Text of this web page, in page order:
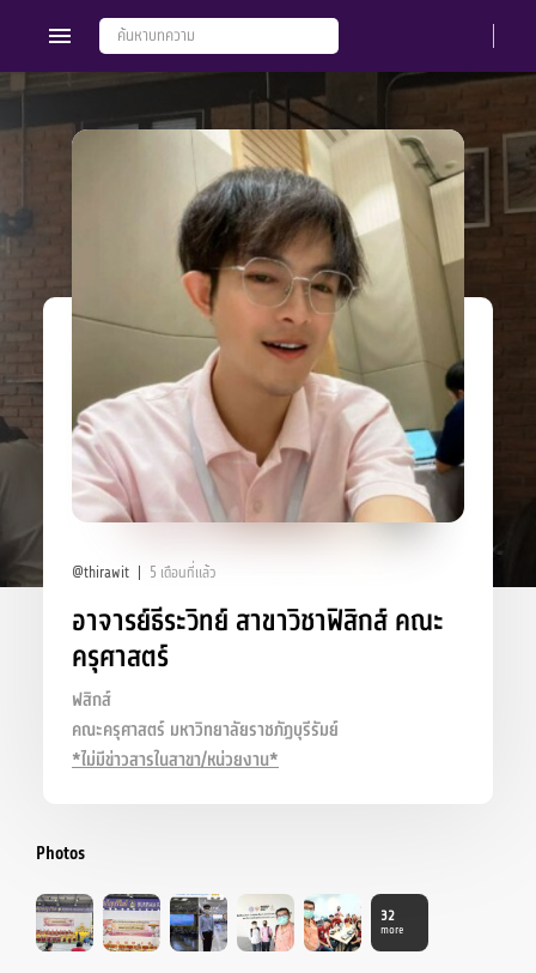
@thirawit 5 เดือนที่แล้ว
อาจารย์ธีระวิทย์ สาขาวิชาฟิสิกส์ คณะ
ครุศาสตร์
ฟสิกส์
คณะครุศาสตร์ มหาวิทยาลัยราชภัฏบุรีรัมย์
*ไม่มีข่าวสารในสาขา/หน่วยงาน*
Photos
32
more